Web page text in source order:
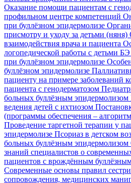
Оказание помощи пациентам с
профильном центре компетенций
при буллёзном эпидермолизе
присмотру и уходу за детьми (няня)
взаимодействия врача и пациента
логопедической работы с детьми БЭ
при буллёзном эпидермолизе
буллёзном эпидермолизе
пациенту на примере заболеваний
пациента с генодерматозом
больных буллёзным эпидермолизом
ведения детей с ихтиозом
(программы обеспечения –
Проведение таргетной терапии у
эпидермолизе Псориаз в детском
больных буллёзным эпидермолизом
знаний специалистов о
пациентов с врождённым
Современные основы правил
сопровождения, медицинских